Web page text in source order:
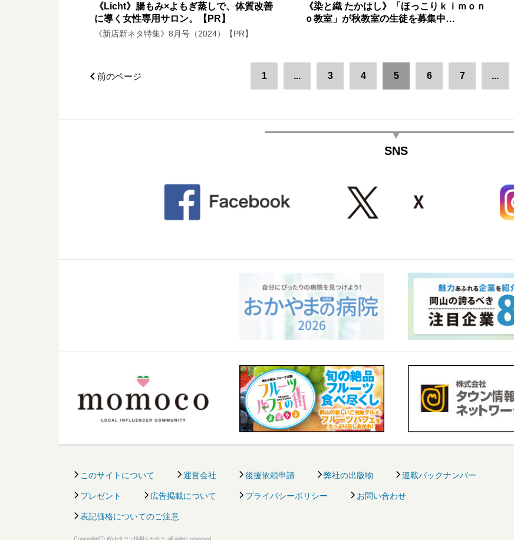
《Licht》腸もみ×よもぎ蒸しで、体質改善
に導く女性専用サロン。【PR】
《新店新ネタ特集》8月号（2024）【PR】
《染と織 たかはし》「ほっこりｋｉｍｏｎ
ｏ教室」が秋教室の生徒を募集中…
前のページ 1 ... 3 4 5 6 7 ...
SNS
このサイトについて 運営会社 後援依頼申請 弊社の出版物 連載バックナンバー
プレゼント 広告掲載について プライバシーポリシー お問い合わせ
表記価格についてのご注意
Copyright(C) Webタウン情報おかやま all rights reserved